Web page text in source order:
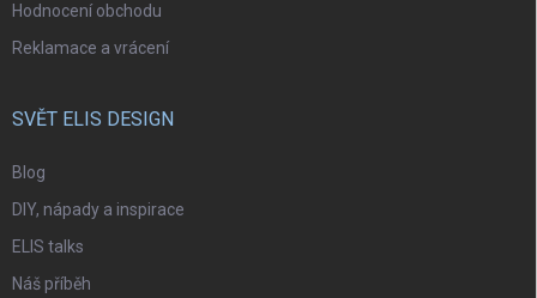
Hodnocení obchodu
Reklamace a vrácení
SVĚT ELIS DESIGN
Blog
DIY, nápady a inspirace
ELIS talks
Náš příběh